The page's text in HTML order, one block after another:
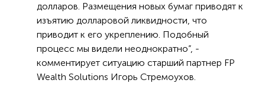
долларов. Размещения новых бумаг приводят к
изъятию долларовой ликвидности, что
приводит к его укреплению. Подобный
процесс мы видели неоднократно”, -
комментирует ситуацию старший партнер FP
Wealth Solutions Игорь Стремоухов.